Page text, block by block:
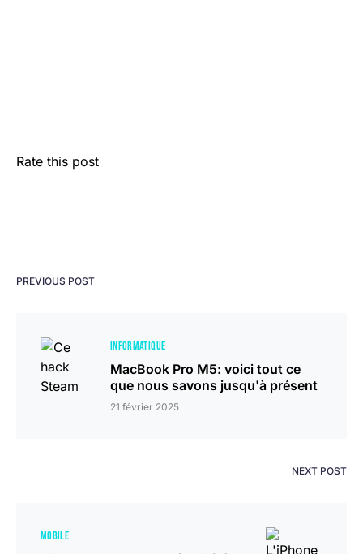
Rate this post
PREVIOUS POST
INFORMATIQUE
MacBook Pro M5: voici tout ce
que nous savons jusqu'à présent
21 février 2025
NEXT POST
MOBILE